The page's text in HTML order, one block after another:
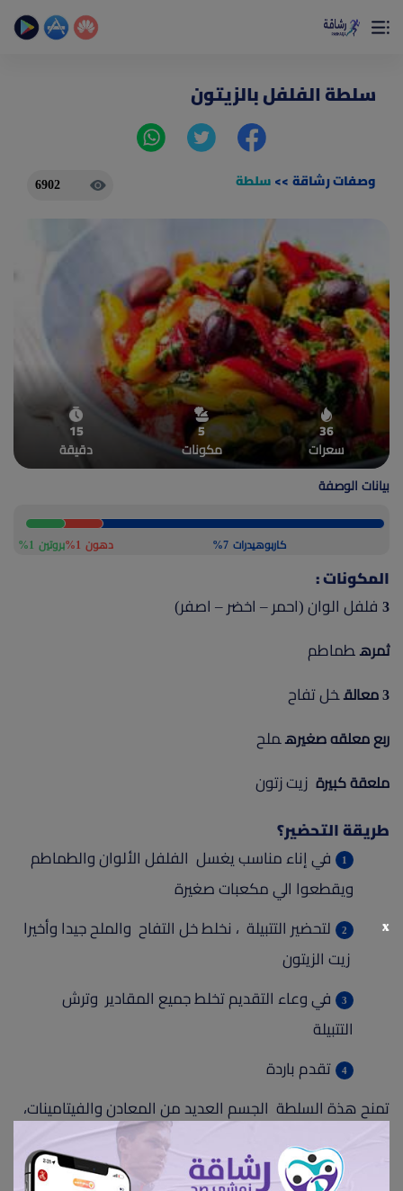
×
حساب الخطوات اليومية _ حساب السعرات _ تمارين منزلية
المقالات
جديد
ادوات رشاقة
من نحن(current)
الأسئلة الشائعة(current)
أعلن معنا(current)
سلطة الفلفل بالزيتون
وصفات رشاقة>>سلطة 6902
36
سعرات
5
مكونات
15
دقيقة
بيانات الوصفة
كاربوهيدرات 7% دهون 1% بروتين 1%
المكونات :
3 فلفل الوان (احمر – اخضر – اصفر)
ثمره طماطم
3 معالق خل تفاح
ربع معلقه صغيره ملح
ملعقة كبيرة زيت زتون
طريقة التحضير؟
في إناء مناسب يغسل الفلفل الألوان والطماطم
ويقطعوا الي مكعبات صغيرة
لتحضير التتبيلة ، نخلط خل التفاح والملح جيدا وأخيرا
زيت الزيتون
في وعاء التقديم تخلط جميع المقادير وترش
التتبيلة
تقدم باردة
تمنح هذة السلطة الجسم العديد من المعادن والفيتامينات،
مثل: فيتامين أ، وفيتامين ج، والبيوفلافينويد تساعد في خفض
مستويات الكولسترول السيء في الدم ورفع الكولسترول
x